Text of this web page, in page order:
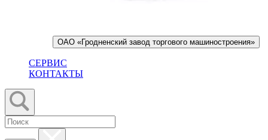
ОАО «Гродненский завод торгового машиностроения»
СЕРВИС
КОНТАКТЫ